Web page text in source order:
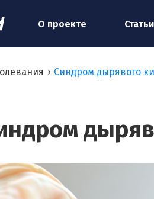
О проекте Статьи
› Синдром дырявого